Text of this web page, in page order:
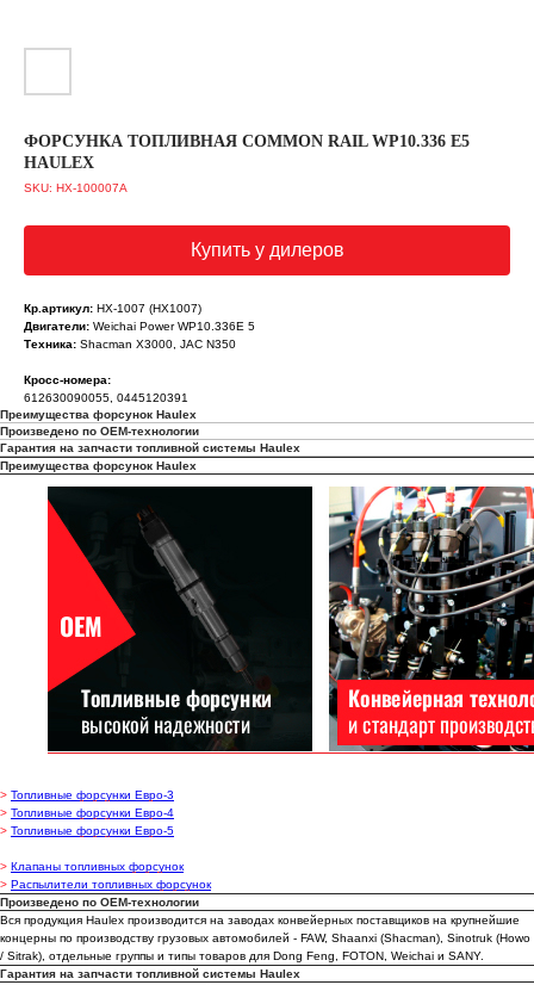
ФОРСУНКА ТОПЛИВНАЯ COMMON RAIL WP10.336 E5
HAULEX
SKU: HX-100007A
Купить у дилеров
Кр.артикул: HX-1007 (HX1007)
Двигатели: Weichai Power WP10.336E 5
Техника: Shacman X3000, JAC N350
Кросс-номера:
612630090055, 0445120391
Преимущества форсунок Haulex
Произведено по OEM-технологии
Гарантия на запчасти топливной системы Haulex
Преимущества форсунок Haulex
> Топливные форсунки Евро-3
> Топливные форсунки Евро-4
> Топливные форсунки Евро-5
> Клапаны топливных форсунок
> Распылители топливных форсунок
Произведено по OEM-технологии
Вся продукция Haulex производится на заводах конвейерных поставщиков на крупнейшие
концерны по производству грузовых автомобилей - FAW, Shaanxi (Shacman), Sinotruk (Howo
/ Sitrak), отдельные группы и типы товаров для Dong Feng, FOTON, Weichai и SANY.
Гарантия на запчасти топливной системы Haulex
Дилеры и партнеры
О бренде Haulex
Стать дилером
Каталог запчастей